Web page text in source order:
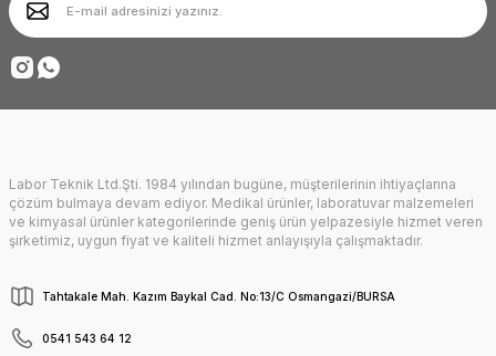
Ürün fiyatı diğer sitelerden daha pahalı.
Bu ürüne benzer farklı alternatifler olmalı.
Gönder
Deneyimini Paylaş
Labor Teknik Ltd.Şti. 1984 yılından bugüne, müşterilerinin ihtiyaçlarına
çözüm bulmaya devam ediyor. Medikal ürünler, laboratuvar malzemeleri
ve kimyasal ürünler kategorilerinde geniş ürün yelpazesiyle hizmet veren
şirketimiz, uygun fiyat ve kaliteli hizmet anlayışıyla çalışmaktadır.
Tahtakale Mah. Kazım Baykal Cad. No:13/C Osmangazi/BURSA
0541 543 64 12